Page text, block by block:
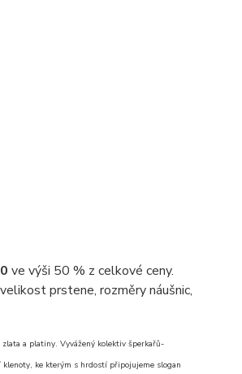
ve výši 50 % z celkové ceny.
prstene, rozměry náušnic,
a platiny. Vyvážený kolektiv šperkařů-
ke kterým s hrdostí připojujeme slogan